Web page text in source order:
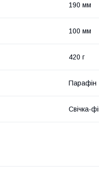
190 мм
100 мм
420 г
Парафін
Свічка-